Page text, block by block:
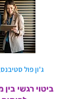
ג'ון פול
ביטוי רגשי